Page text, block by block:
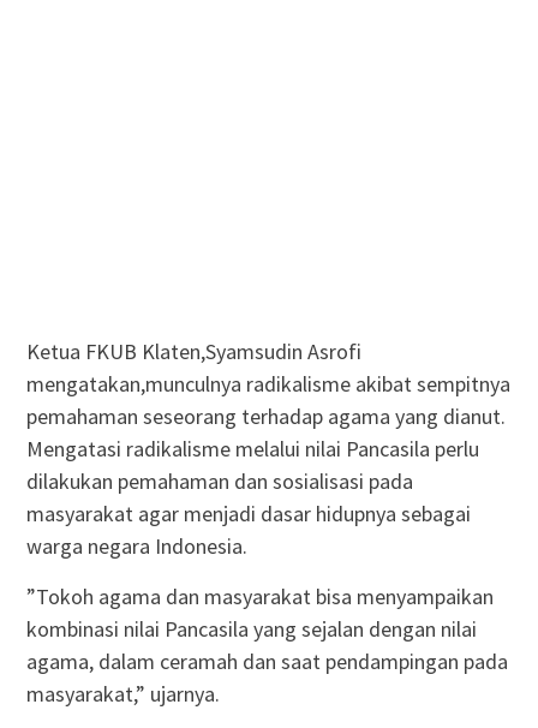
Ketua FKUB Klaten,Syamsudin Asrofi
mengatakan,munculnya radikalisme akibat sempitnya
pemahaman seseorang terhadap agama yang dianut.
Mengatasi radikalisme melalui nilai Pancasila perlu
dilakukan pemahaman dan sosialisasi pada
masyarakat agar menjadi dasar hidupnya sebagai
warga negara Indonesia.
”Tokoh agama dan masyarakat bisa menyampaikan
kombinasi nilai Pancasila yang sejalan dengan nilai
agama, dalam ceramah dan saat pendampingan pada
masyarakat,” ujarnya.